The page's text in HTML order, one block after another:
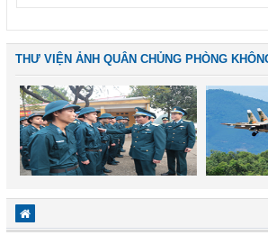
THƯ VIỆN ẢNH QUÂN CHỦNG PHÒNG